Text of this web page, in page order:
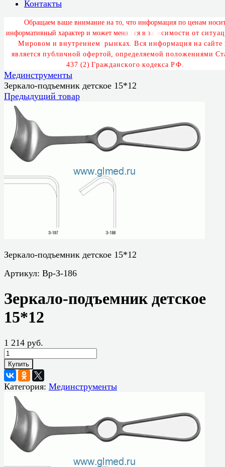
Контакты
Обращаем ваше внимание на то, что информация по ценам носи
информативный характер и может меня ься в за висимости от ситуац
Мировом и внутреннем рынках. Вся информация на сайте
является публичной офертой, определяемой положениями Ст
437 (2) Гражданского кодекса РФ.
Мединструменты
Зеркало-подъемник детское 15*12
Предыдущий товар
Зеркало-подъемник детское 15*12
Артикул: Вр-З-186
Зеркало-подъемник детское
15*12
1 214 руб.
Купить
Категория: Мединструменты